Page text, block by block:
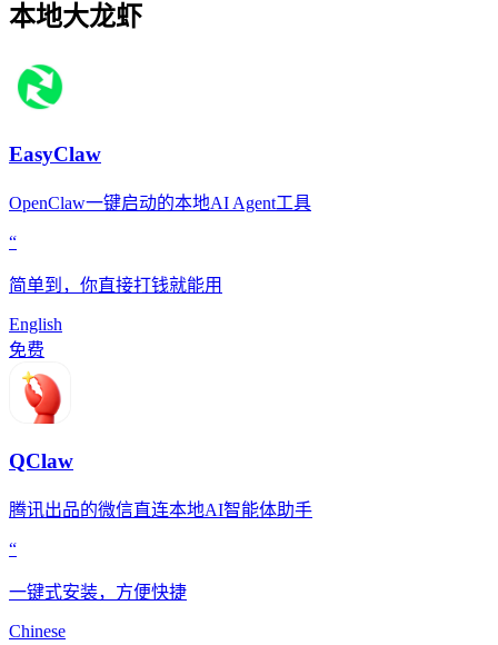
本地大龙虾
EasyClaw
OpenClaw一键启动的本地AI Agent工具
“
简单到，你直接打钱就能用
English
免费
QClaw
腾讯出品的微信直连本地AI智能体助手
“
一键式安装，方便快捷
Chinese